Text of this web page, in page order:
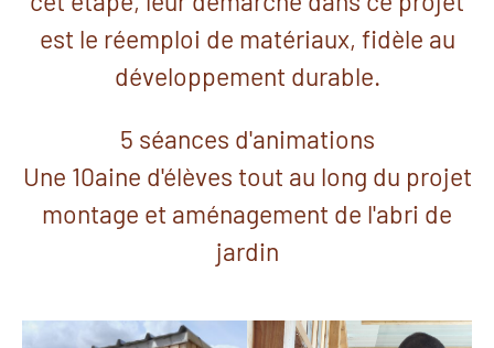
est le réemploi de matériaux, fidèle au
développement durable.
5 séances d'animations
Une 10aine d'élèves tout au long du projet
montage et aménagement de l'abri de
jardin